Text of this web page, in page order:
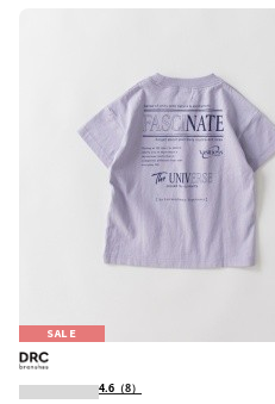
SALE
4.6 （8）